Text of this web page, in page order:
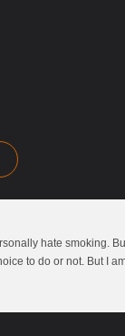
hate smoking.
to do or not. But I